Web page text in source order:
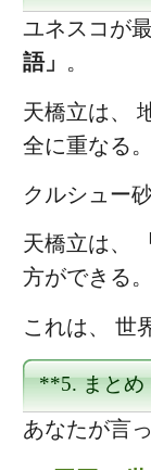
ユネスコが
語」 。
天橋立は、
全に重なる
クルシュー
天橋立は、
方ができる
これは、 世
**5. まとめ
あなたが言